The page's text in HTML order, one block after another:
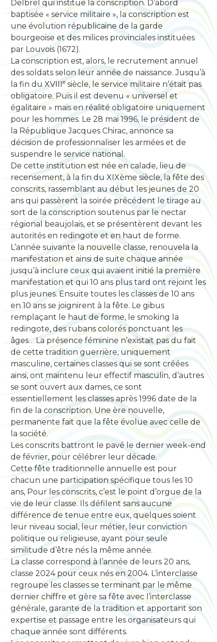
Delbrel qui institue la conscription. D’abord
baptisée « service militaire », la conscription est
une évolution républicaine de la garde
bourgeoise et des milices provinciales instituées
par Louvois (1672).
La conscription est, alors, le recrutement annuel
des soldats selon leur année de naissance. Jusqu’à
la fin du XVIIIe siècle, le service militaire n’était pas
obligatoire. Puis il est devenu « universel et
égalitaire » mais en réalité obligatoire uniquement
pour les hommes. Le 28 mai 1996, le président de
la République Jacques Chirac, annonce sa
décision de professionnaliser les armées et de
suspendre le service national.
De cette institution est née en calade, lieu de
recensement, à la fin du XIXème siècle, la fête des
conscrits, rassemblant au début les jeunes de 20
ans qui passèrent la soirée précédent le tirage au
sort de la conscription soutenus par le nectar
régional beaujolais, et se présentèrent devant les
autorités en redingote et en haut de forme.
L’année suivante la nouvelle classe, renouvela la
manifestation et ainsi de suite chaque année
jusqu’à inclure ceux qui avaient initié la première
manifestation et qui 10 ans plus tard ont rejoint les
plus jeunes. Ensuite toutes les classes de 10 ans
en 10 ans se joignirent à la fête. Le gibus
remplaçant le haut de forme, le smoking la
redingote, des rubans colorés ponctuant les
âges… La présence féminine n’existait pas du fait
de cette tradition guerrière, uniquement
masculine, certaines classes qui se sont créées
ainsi, ont maintenu leur effectif masculin, d’autres
se sont ouvert aux dames, ce sont
essentiellement les classes après 1996 date de la
fin de la conscription. Une ère nouvelle,
permanente fait que la fête évolue avec celle de
la société.
Les conscrits battront le pavé le dernier week-end
de février, pour célébrer leur décade.
Cette fête traditionnelle annuelle est pour
chacun une participation spécifique tous les 10
ans, Pour les conscrits, c’est le point d’orgue de la
vie de leur classe. Ils défilent sans aucune
différence de tenue entre eux, quelques soient
leur niveau social, leur métier, leur conviction
politique ou religieuse, ayant pour seule
similitude d’être nés la même année.
La classe correspond à l’année de leurs 20 ans,
classe 2024 pour ceux nés en 2004. L’interclasse
regroupe les classes se terminant par le même
dernier chiffre et gère sa fête avec l’interclasse
générale, garante de la tradition et apportant son
expertise et passage entre les organisateurs qui
chaque année sont différents.